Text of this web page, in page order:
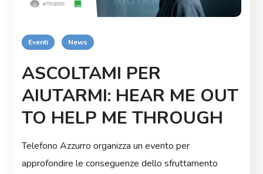
Eventi News
ASCOLTAMI PER
AIUTARMI: HEAR ME OUT
TO HELP ME THROUGH
Telefono Azzurro organizza un evento per
approfondire le conseguenze dello sfruttamento